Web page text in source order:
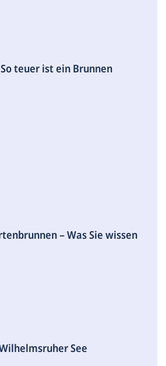
teuer ist ein Brunnen
– Was Sie wissen
See